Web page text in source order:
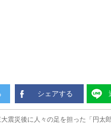
シェアする
大震災後に人々の足を担った「円太郎